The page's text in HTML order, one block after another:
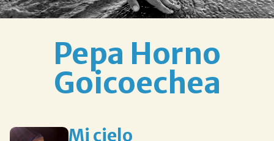
Pepa Horno
Goicoechea
Mi cielo